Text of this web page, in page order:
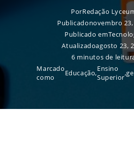
PorRedação
Publicadonovembro
Publicado em
Atualizadoagosto 23,
6 minutos de
Marcado
como
Educação,Ensino
Superior,